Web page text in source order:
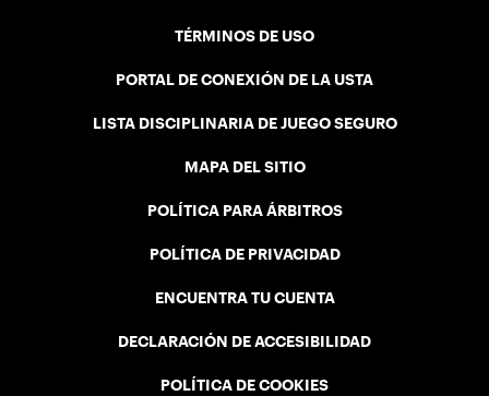
TÉRMINOS DE USO
PORTAL DE CONEXIÓN DE LA USTA
LISTA DISCIPLINARIA DE JUEGO SEGURO
MAPA DEL SITIO
POLÍTICA PARA ÁRBITROS
POLÍTICA DE PRIVACIDAD
ENCUENTRA TU CUENTA
DECLARACIÓN DE ACCESIBILIDAD
POLÍTICA DE COOKIES